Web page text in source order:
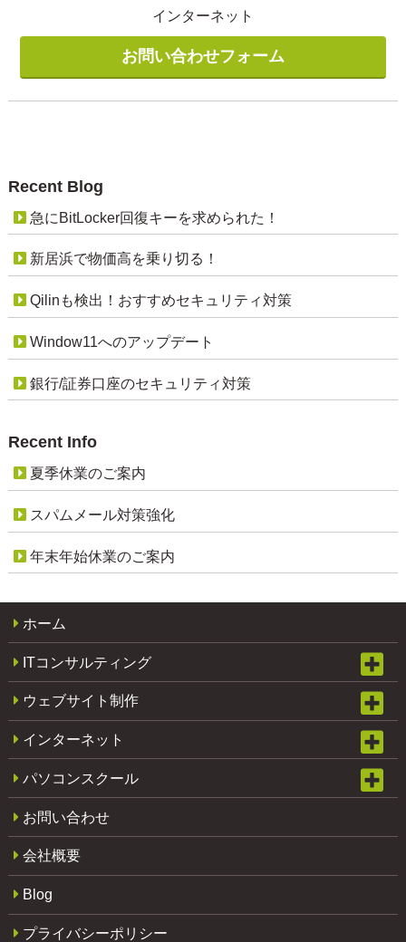
インターネット
お問い合わせフォーム
Recent Blog
急にBitLocker回復キーを求められた！
新居浜で物価高を乗り切る！
Qilinも検出！おすすめセキュリティ対策
Window11へのアップデート
銀行/証券口座のセキュリティ対策
Recent Info
夏季休業のご案内
スパムメール対策強化
年末年始休業のご案内
ホーム
ITコンサルティング
ウェブサイト制作
インターネット
パソコンスクール
お問い合わせ
会社概要
Blog
プライバシーポリシー